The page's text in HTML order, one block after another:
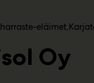
eläimet
Oy